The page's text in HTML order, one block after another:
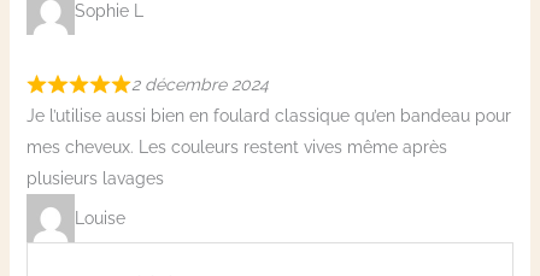
Sophie L
2 décembre 2024
Je l’utilise aussi bien en foulard classique qu’en bandeau pour
mes cheveux. Les couleurs restent vives même après
plusieurs lavages
Louise